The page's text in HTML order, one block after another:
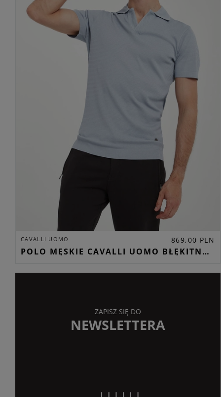
CAVALLI UOMO 869,00 PLN
POLO MĘSKIE CAVALLI UOMO BŁĘKITNY REGULAR
ZAPISZ SIĘ DO
NEWSLETTERA